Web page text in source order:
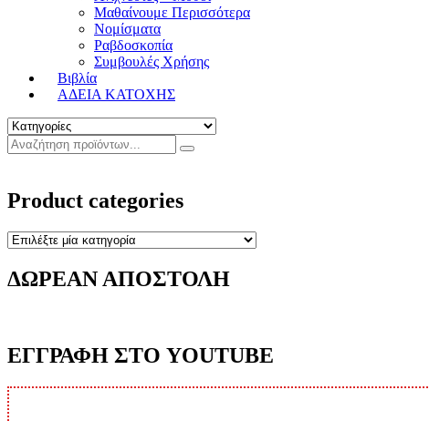
Μαθαίνουμε Περισσότερα
Νομίσματα
Ραβδοσκοπία
Συμβουλές Χρήσης
Βιβλία
ΑΔΕΙΑ ΚΑΤΟΧΗΣ
Product categories
ΔΩΡΕΑΝ ΑΠΟΣΤΟΛΗ
ΕΓΓΡΑΦΗ ΣΤΟ YOUTUBE